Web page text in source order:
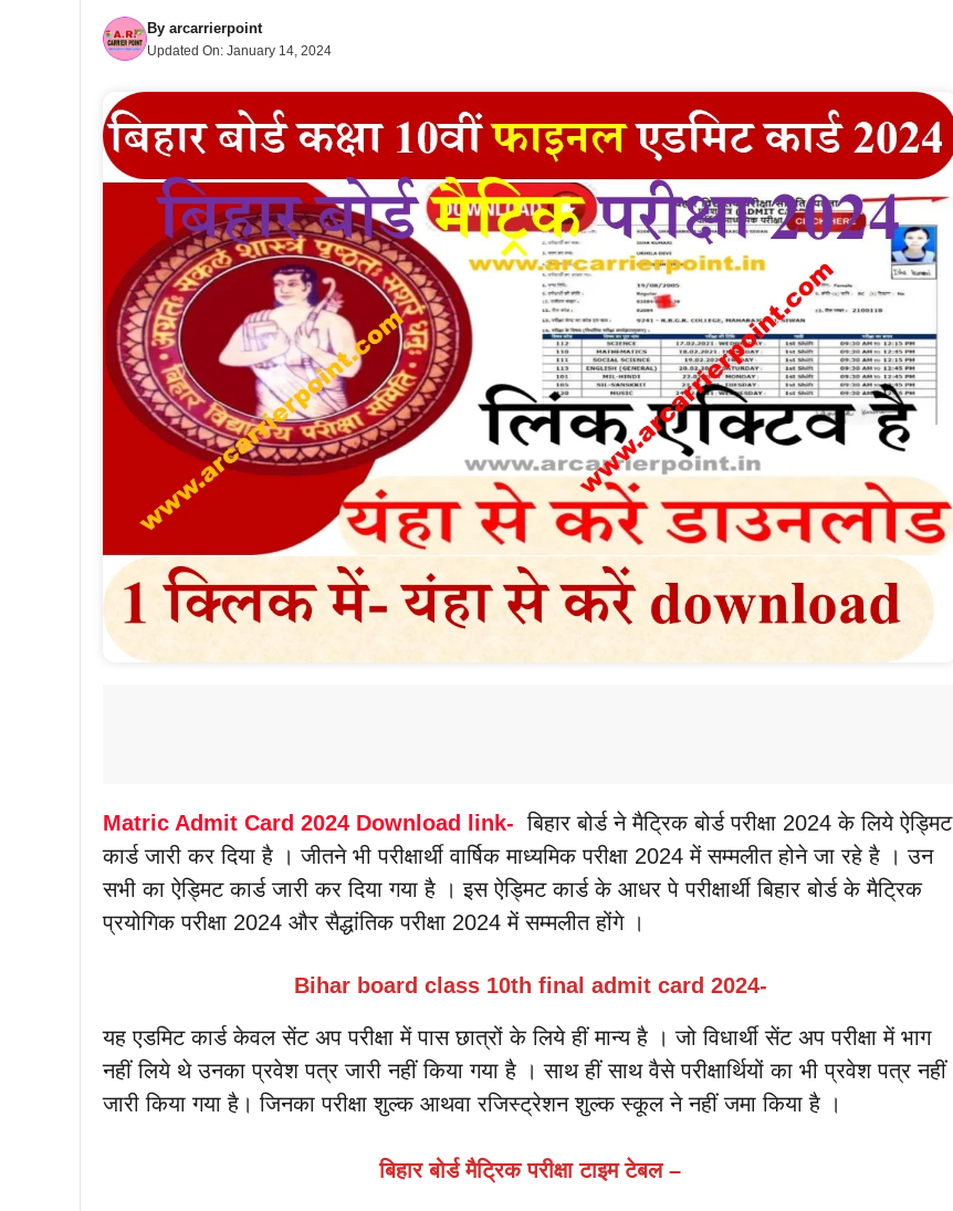
By arcarrierpoint
Updated On: January 14, 2024
Matric Admit Card 2024 Download link- बिहार बोर्ड ने मैट्रिक बोर्ड परीक्षा 2024 के लिये ऐड्मिट
कार्ड जारी कर दिया है । जीतने भी परीक्षार्थी वार्षिक माध्यमिक परीक्षा 2024 में सम्मलीत होने जा रहे है । उन
सभी का ऐड्मिट कार्ड जारी कर दिया गया है । इस ऐड्मिट कार्ड के आधर पे परीक्षार्थी बिहार बोर्ड के मैट्रिक
प्रयोगिक परीक्षा 2024 और सैद्धांतिक परीक्षा 2024 में सम्मलीत होंगे ।
Bihar board class 10th final admit card 2024-
यह एडमिट कार्ड केवल सेंट अप परीक्षा में पास छात्रों के लिये हीं मान्य है । जो विधार्थी सेंट अप परीक्षा में भाग
नहीं लिये थे उनका प्रवेश पत्र जारी नहीं किया गया है । साथ हीं साथ वैसे परीक्षार्थियों का भी प्रवेश पत्र नहीं
जारी किया गया है। जिनका परीक्षा शुल्क आथवा रजिस्ट्रेशन शुल्क स्कूल ने नहीं जमा किया है ।
बिहार बोर्ड मैट्रिक परीक्षा टाइम टेबल –